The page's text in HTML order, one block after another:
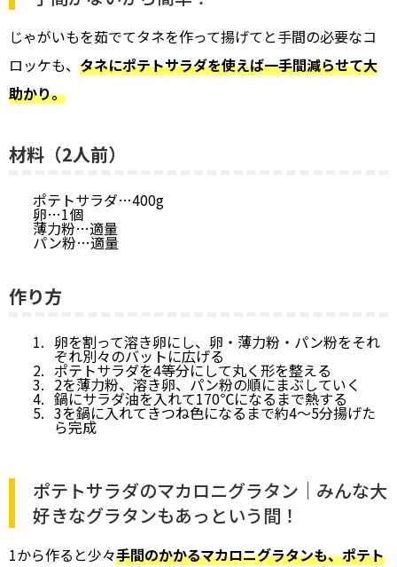
じゃがいもを茹でてタネを作って揚げてと手間の必要なコ
ロッケも、 タネにポテトサラダを使えば一手間減らせて大
助かり。
材料（2人前）
ポテトサラダ…400g
卵…1個
薄力粉…適量
パン粉…適量
作り方
卵を割って溶き卵にし、卵・薄力粉・パン粉をそれ
ぞれ別々のバットに広げる
ポテトサラダを4等分にして丸く形を整える
2を薄力粉、溶き卵、パン粉の順にまぶしていく
鍋にサラダ油を入れて170℃になるまで熱する
3を鍋に入れてきつね色になるまで約4～5分揚げた
ら完成
ポテトサラダのマカロニグラタン｜みんな大
好きなグラタンもあっという間！
1から作ると少々手間のかかるマカロニグラタンも、ポテト